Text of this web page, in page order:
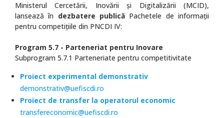
Ministerul Cercetării, Inovării şi Digitalizării (MCID),
lansează în dezbatere publică Pachetele de informații
pentru competițiile din PNCDI IV:
Program 5.7 - Parteneriat pentru Inovare
Subprogram 5.7.1 Parteneriate pentru competitivitate
Proiect experimental demonstrativ
demonstrativ@uefiscdi.ro
Proiect de transfer la operatorul economic
transfereconomic@uefiscdi.ro